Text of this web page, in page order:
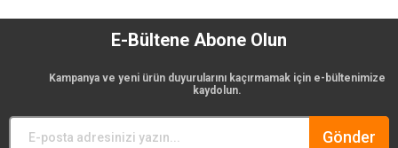
E-Bültene Abone Olun
Kampanya ve yeni ürün duyurularını kaçırmamak için e-bültenimize
kaydolun.
Gönder